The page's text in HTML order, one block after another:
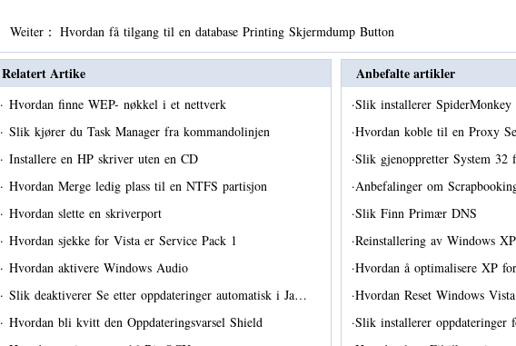
Weiter： Hvordan få tilgang til en database Printing Skjermdump Button
Relatert Artike
· Hvordan finne WEP- nøkkel i et nettverk
· Slik kjører du Task Manager fra kommandolinjen
· Installere en HP skriver uten en CD
· Hvordan Merge ledig plass til en NTFS partisjon
· Hvordan slette en skriverport
· Hvordan sjekke for Vista er Service Pack 1
· Hvordan aktivere Windows Audio
· Slik deaktiverer Se etter oppdateringer automatisk i Ja…
· Hvordan bli kvitt den Oppdateringsvarsel Shield
Anbefalte artikler
·Slik installerer SpiderMonkey
·Hvordan koble til en Proxy
·Slik gjenoppretter System 32
·Anbefalinger om
·Slik Finn Primær DNS
·Reinstallering av Windows
·Hvordan å optimalisere XP
·Hvordan Reset Windows
·Slik installerer oppdateringer